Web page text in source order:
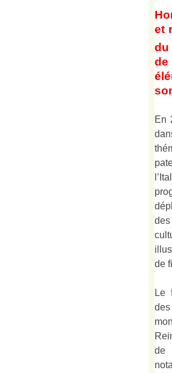
et
du
de
En
de
Le
de